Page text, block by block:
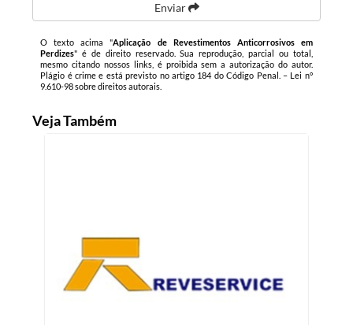
Enviar
O texto acima "Aplicação de Revestimentos Anticorrosivos em
Perdizes" é de direito reservado. Sua reprodução, parcial ou total,
mesmo citando nossos links, é proibida sem a autorização do autor.
Plágio é crime e está previsto no artigo 184 do Código Penal. – Lei n°
9.610-98 sobre direitos autorais
Veja Também